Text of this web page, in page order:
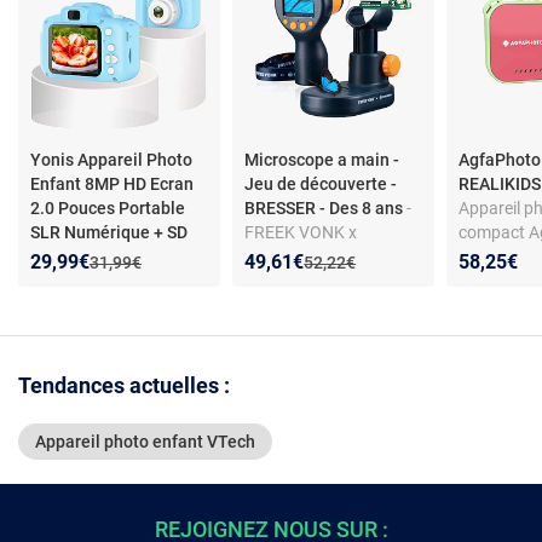
Yonis Appareil Photo
Enfant 8MP HD Ecran
2.0 Pouces Portable
SLR Numérique + SD
4Go- Appareil photo
Ancien prix :
31,99€
Nouveau prix :
29,99€
Réduction de :
Microscope a main -
Jeu de découverte -
BRESSER - Des 8 ans-
FREEK VONK x
BRESSER Microscope à
Ancien prix :
52,22€
Nouveau prix :
49,61€
Réduction de :
AgfaPhoto
Appareil
compact
Realikids
58,25€
Tendances actuelles :
Appareil photo enfant VTech
REJOIGNEZ NOUS SUR :